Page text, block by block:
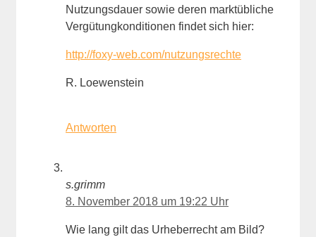
Nutzungsdauer sowie deren marktübliche
Vergütungkonditionen findet sich hier:
http://foxy-web.com/nutzungsrechte
R. Loewenstein
Antworten
s.grimm
8. November 2018 um 19:22 Uhr
Wie lang gilt das Urheberrecht am Bild?